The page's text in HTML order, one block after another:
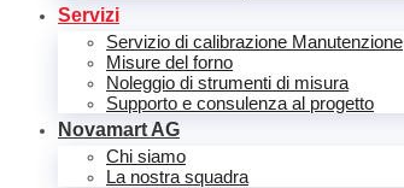
Servizi
Servizio di calibrazione Manutenzione
Misure del forno
Noleggio di strumenti di misura
Supporto e consulenza al progetto
Novamart AG
Chi siamo
La nostra squadra